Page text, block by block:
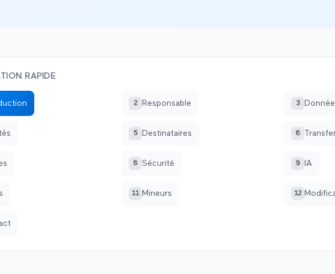
RAPIDE
2 Responsable 3
5 Destinataires 6
8 Sécurité 9 IA
11 Mineurs 12